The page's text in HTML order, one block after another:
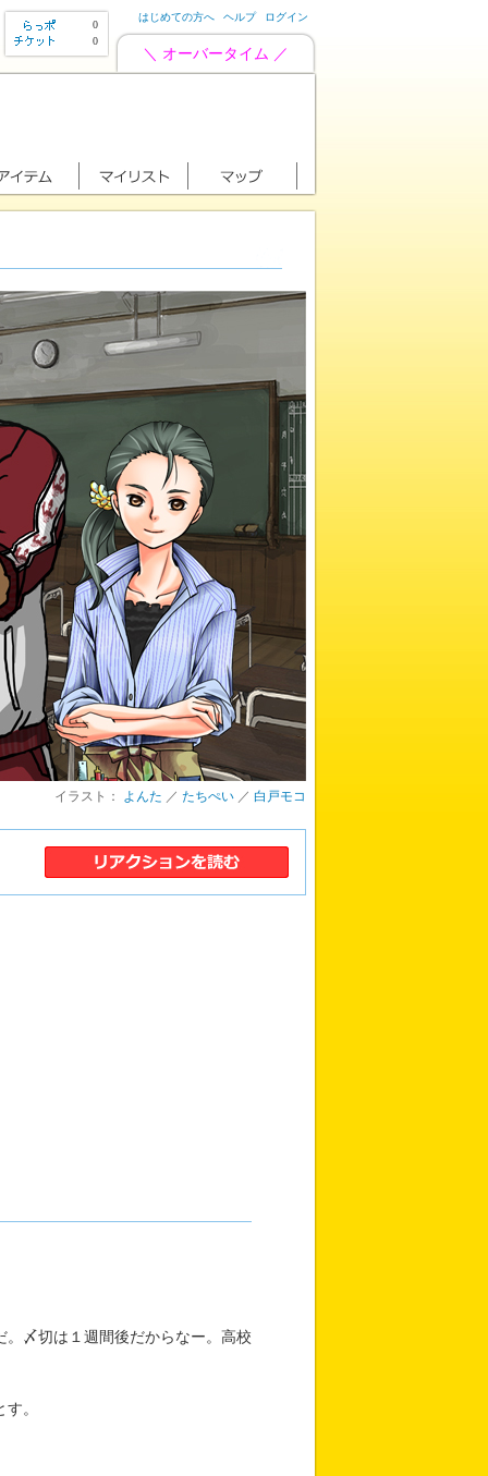
0
0
はじめての方へ ヘルプ ログイン
＼ オーバータイム ／
イラスト： よんた ／ たちぺい ／ 白戸モコ
。〆切は１週間後だからなー。高校
。